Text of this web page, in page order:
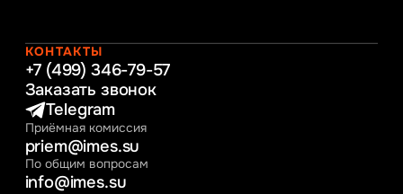
Интернет-маркетинг
КОНТАКТЫ
+7 (499) 346-79-57
Заказать звонок
Telegram
Приёмная комиссия
priem@imes.su
По общим вопросам
info@imes.su